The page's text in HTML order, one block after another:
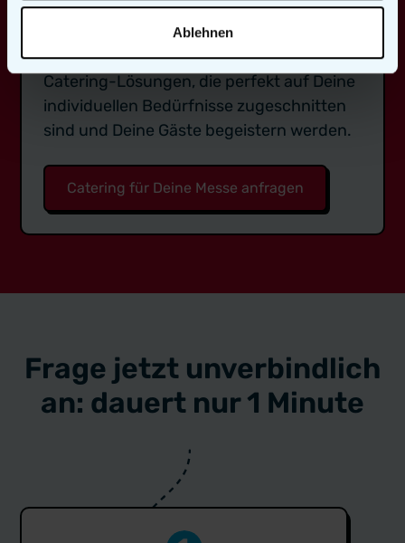
Ablehnen
Deine Messe verdient ein Catering, das so
einzigartig ist wie die ausstellenden
Unternehmen. Entdecke mit uns
Catering-Lösungen, die perfekt auf Deine
individuellen Bedürfnisse zugeschnitten
sind und Deine Gäste begeistern werden.
Catering für Deine Messe anfragen
Frage jetzt unverbindlich
an: dauert nur 1 Minute